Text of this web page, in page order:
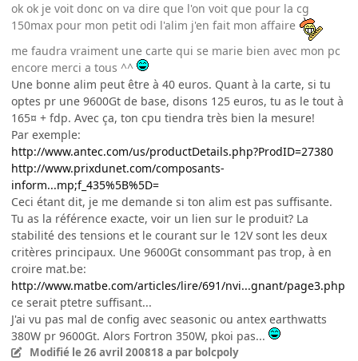
ok ok je voit donc on va dire que l'on voit que pour la cg
150max pour mon petit odi l'alim j'en fait mon affaire
me faudra vraiment une carte qui se marie bien avec mon pc
encore merci a tous ^^
Une bonne alim peut être à 40 euros. Quant à la carte, si tu
optes pr une 9600Gt de base, disons 125 euros, tu as le tout à
165¤ + fdp. Avec ça, ton cpu tiendra très bien la mesure!
Par exemple:
http://www.antec.com/us/productDetails.php?ProdID=27380
http://www.prixdunet.com/composants-
inform...mp;f_435%5B%5D=
Ceci étant dit, je me demande si ton alim est pas suffisante.
Tu as la référence exacte, voir un lien sur le produit? La
stabilité des tensions et le courant sur le 12V sont les deux
critères principaux. Une 9600Gt consommant pas trop, à en
croire mat.be:
http://www.matbe.com/articles/lire/691/nvi...gnant/page3.php
ce serait ptetre suffisant...
J'ai vu pas mal de config avec seasonic ou antex earthwatts
380W pr 9600Gt. Alors Fortron 350W, pkoi pas...
Modifié le 26 avril 200818 a par bolcpoly